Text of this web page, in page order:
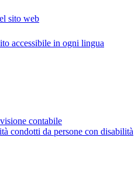
sito web
accessibile in ogni lingua
contabile
condotti da persone con disabilità